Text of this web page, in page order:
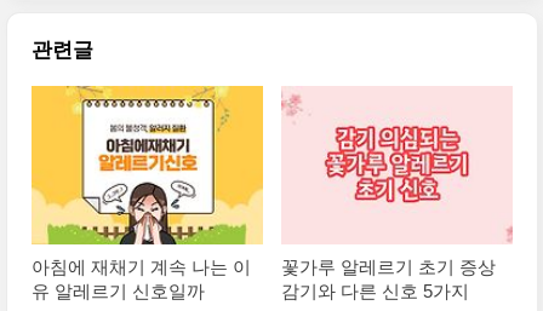
관련글
아침에 재채기 계속 나는 이
유 알레르기 신호일까
꽃가루 알레르기 초기 증상
감기와 다른 신호 5가지